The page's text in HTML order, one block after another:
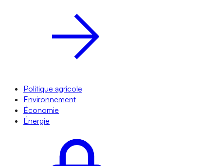
Politique agricole
Environnement
Économie
Énergie